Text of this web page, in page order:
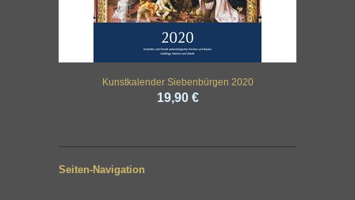
Kunstkalender Siebenbürgen 2020
19,90 €
Seiten-Navigation